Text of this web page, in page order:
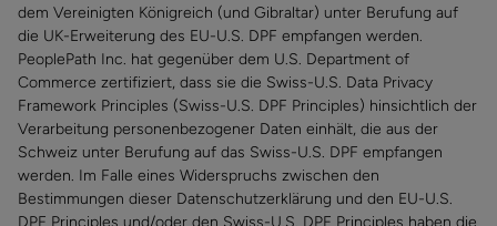
dem Vereinigten Königreich (und Gibraltar) unter Berufung auf
die UK-Erweiterung des EU-U.S. DPF empfangen werden.
PeoplePath Inc. hat gegenüber dem U.S. Department of
Commerce zertifiziert, dass sie die Swiss-U.S. Data Privacy
Framework Principles (Swiss-U.S. DPF Principles) hinsichtlich der
Verarbeitung personenbezogener Daten einhält, die aus der
Schweiz unter Berufung auf das Swiss-U.S. DPF empfangen
werden. Im Falle eines Widerspruchs zwischen den
Bestimmungen dieser Datenschutzerklärung und den EU-U.S.
DPF Principles und/oder den Swiss-U.S. DPF Principles haben die